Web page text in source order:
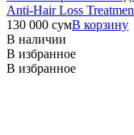
Anti-Hair Loss
130 000 сумВ корзину
В наличии
В избранное
В избранное